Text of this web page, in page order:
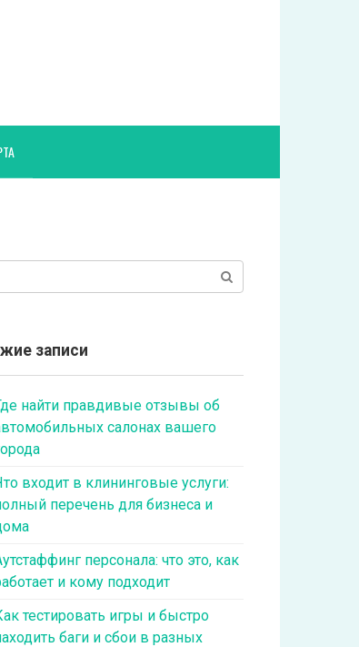
записи
найти правдивые отзывы об
салонах вашего
входит в клининговые услуги:
перечень для бизнеса и
персонала: что это, как
и кому подходит
тестировать игры и быстро
баги и сбои в разных